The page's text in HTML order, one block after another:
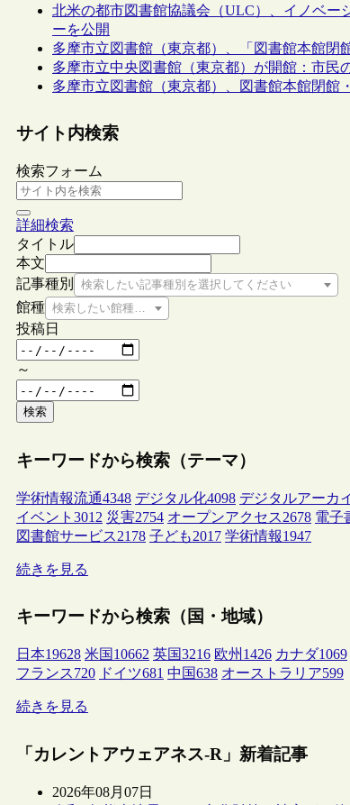
北米の都市図書館協議会（ULC）、イノベー
ーを公開
多摩市立図書館（東京都）、「図書館本館閉
多摩市立中央図書館（東京都）が開館：市民
多摩市立図書館（東京都）、図書館本館閉館
サイト内検索
検索フォーム
詳細検索
タイトル
本文
記事種別
検索したい記事種別を選択してください
館種 検索したい館種を選択してください
投稿日
～
検索
キーワードから検索（テーマ）
学術情報流通4348 デジタル化4098 デジタルアーカ
イベント 3012 災害2754 オープンアクセス2678 電子
図書館サービス2178 子ども2017 学術情報1947
続きを見る
キーワードから検索（国・地域）
日本19628 米国 10662 英国3216 欧州 1426 カナダ1069
フランス720 ドイツ681 中国638 オーストラリア599
続きを見る
「カレントアウェアネス-R」新着記事
2026年08月07日